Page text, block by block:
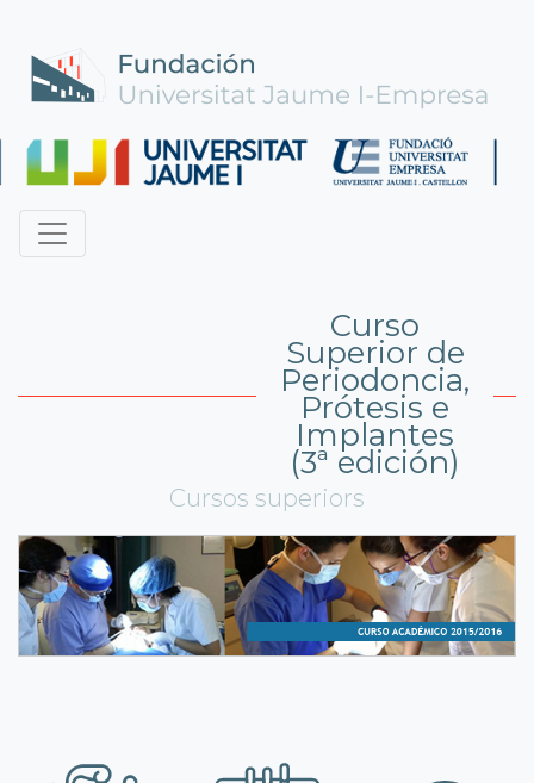
Curso
Superior de
Periodoncia,
Prótesis e
Implantes
(3ª edición)
Cursos superiors